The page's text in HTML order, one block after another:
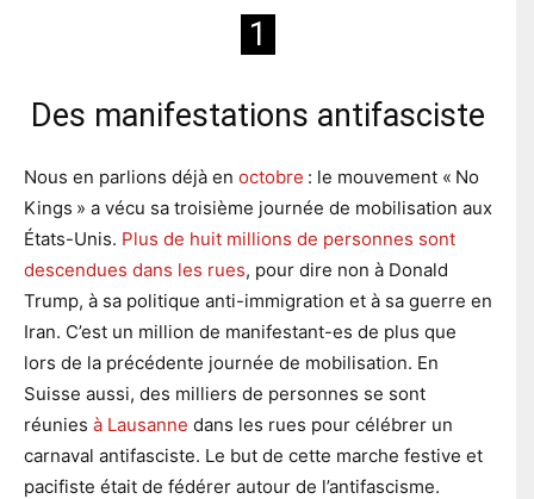
1
Des manifestations antifasciste
Nous en parlions déjà en octobre : le mouvement « No
Kings » a vécu sa troisième journée de mobilisation aux
États-Unis. Plus de huit millions de personnes sont
descendues dans les rues, pour dire non à Donald
Trump, à sa politique anti-immigration et à sa guerre en
Iran. C’est un million de manifestant-es de plus que
lors de la précédente journée de mobilisation. En
Suisse aussi, des milliers de personnes se sont
réunies à Lausanne dans les rues pour célébrer un
carnaval antifasciste. Le but de cette marche festive et
pacifiste était de fédérer autour de l’antifascisme.